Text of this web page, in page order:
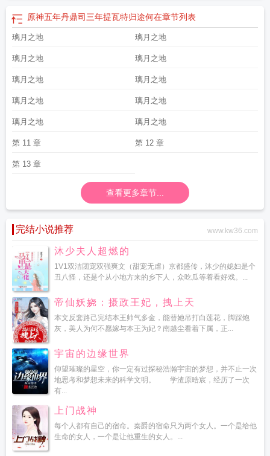
原神五年丹鼎司三年提瓦特归途何在章节列表
璃月之地 璃月之地
璃月之地 璃月之地
璃月之地 璃月之地
璃月之地 璃月之地
璃月之地 璃月之地
第 11 章 第 12 章
第 13 章
查看更多章节...
完结小说推荐 www.kw36.com
沐少夫人超燃的
1V1双洁团宠双强爽文（甜宠无虐）京都盛传，沐少的媳妇是个
丑八怪，还是个从小地方来的乡下人，众吃瓜等着看好戏。...
帝仙妖娆：摄政王妃，拽上天
本文反套路己完结本王帅气多金，能替她吊打白莲花，脚踩炮
灰，美人为何不愿嫁与本王为妃？南越尘看着下属，正...
宇宙的边缘世界
仰望璀璨的星空，你一定有过探秘浩瀚宇宙的梦想，并不止一次
地思考和梦想未来的科学文明。 学渣原晧宸，经历了一次
有...
上门战神
每个人都有自己的宿命。秦爵的宿命只为两个女人。一个是给他
生命的女人，一个是让他重生的女人。...